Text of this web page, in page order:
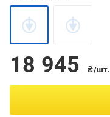
18 945 ₴/шт.